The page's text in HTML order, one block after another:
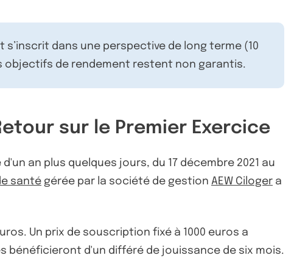
dans une perspective de long terme (10
objectifs de rendement restent non garantis.
sur le Premier Exercice
an plus quelques jours, du 17 décembre 2021 au
santé gérée par la société de gestion AEW Ciloger a
Un prix de souscription fixé à 1000 euros a
bénéficieront d'un différé de jouissance de six mois.